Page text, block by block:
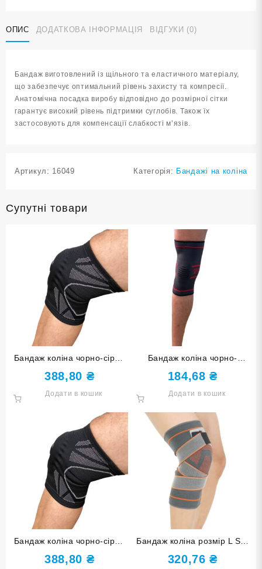
сірий
розмір
ST-
кількість
ОПИС ДОДАТКОВА ІНФОРМАЦІЯ ВІДГУКИ (0)
Бандаж виготовлений із щільного та еластичного матеріалу,
що забезпечує оптимальний рівень захисту та компресії.
Анатомічна посадка виробу відповідно до розмірної сітки
гарантує високий рівень підтримки суглобів. Також їх
застосовують для компенсації слабкості м’язів.
Артикул: 16049 Категорія: Бандажі на коліна
Супутні товари
Бандаж коліна чорно-сірий
розмір М ST-2592-М
388,80 ₴
Додати в кошик
Бандаж коліна чорно-
оранжевий розмір L ST-
2559-L
184,68₴
Додати в кошик
Бандаж коліна чорно-сірий
розмір XL ST-2592-XL
388,80 ₴
Бандаж коліна розмір L ST-
960-L
320,76₴